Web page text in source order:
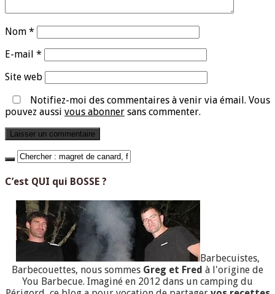
Nom *
E-mail *
Site web
Notifiez-moi des commentaires à venir via émail. Vous
pouvez aussi vous abonner sans commenter.
C’est QUI qui BOSSE ?
Barbecuistes,
Barbecouettes, nous sommes Greg et Fred à l'origine de
You Barbecue. Imaginé en 2012 dans un camping du